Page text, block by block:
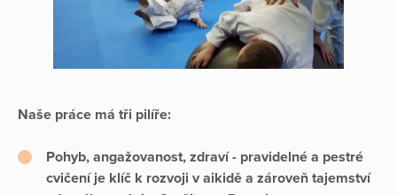
Naše práce má tři pilíře:
Pohyb, angažovanost, zdraví - pravidelné a pestré
cvičení je klíč k rozvoji v aikidě a zároveň tajemství